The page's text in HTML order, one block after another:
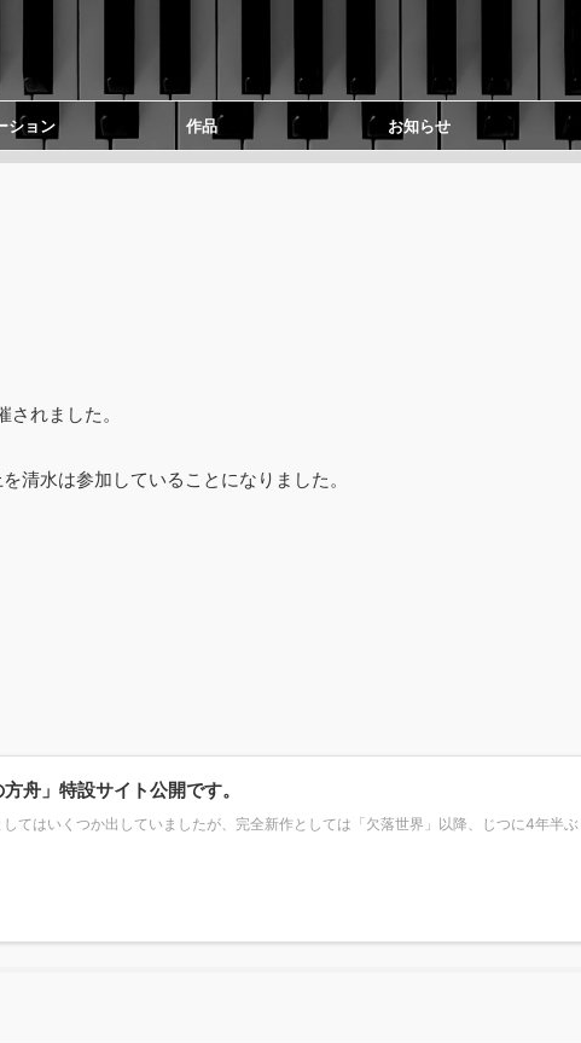
ション 作品 お知らせ
されました。
清水は参加していることになりました。
舟」特設サイト公開です。
てはいくつか出していましたが、完全新作としては「欠落世界」以降、じつに4年半